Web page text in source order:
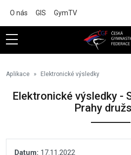
O nás GIS GymTV
Aplikace Elektronické výsledky
Elektronické výsledky -
Prahy
Datum: 17.11.2022